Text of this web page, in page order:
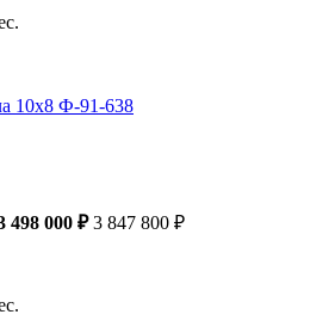
10х8 Ф-91-638
498 000 ₽ 3 847 800 ₽